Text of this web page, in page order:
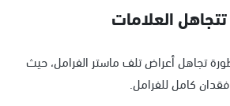
تتجاهل العلامات
تجاهل أعراض تلف ماستر الفرامل، حيث
كامل للفرامل.